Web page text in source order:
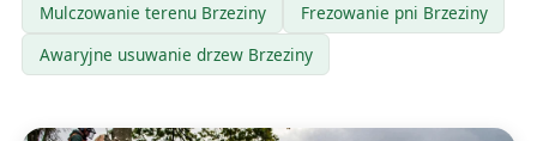
Mulczowanie terenu Brzeziny
Frezowanie pni Brzeziny
Awaryjne usuwanie drzew Brzeziny